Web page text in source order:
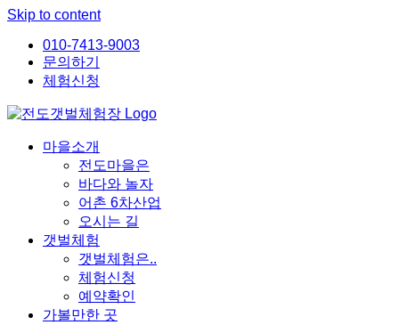
Skip to content
010-7413-9003
문의하기
체험신청
마을소개
전도마을은
바다와 놀자
어촌 6차산업
오시는 길
갯벌체험
갯벌체험은..
체험신청
예약확인
가볼만한 곳